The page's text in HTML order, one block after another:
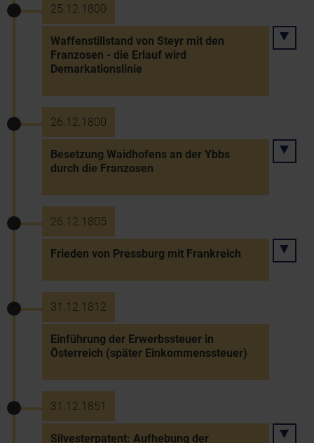
25.12.1800
Waffenstillstand von Steyr mit den
Franzosen - die Erlauf wird
Demarkationslinie
26.12.1800
Besetzung Waidhofens an der Ybbs
durch die Franzosen
26.12.1805
Frieden von Pressburg mit Frankreich
31.12.1812
Einführung der Erwerbssteuer in
Österreich (später Einkommenssteuer)
31.12.1851
Silvesterpatent: Aufhebung der